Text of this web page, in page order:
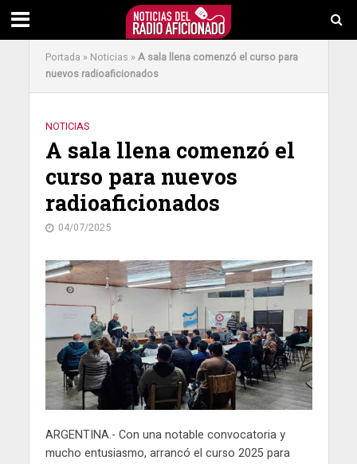
Portada » Noticias »A sala llena comenzó el curso para
nuevos radioaficionados
NOTICIAS
A sala llena comenzó el
curso para nuevos
radioaficionados
04/07/2025
ARGENTINA.- Con una notable convocatoria y
mucho entusiasmo, arrancó el curso 2025 para